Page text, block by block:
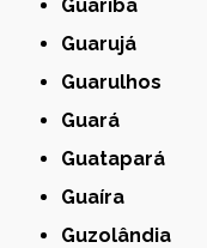
Guariba
Guarujá
Guarulhos
Guará
Guatapará
Guaíra
Guzolândia